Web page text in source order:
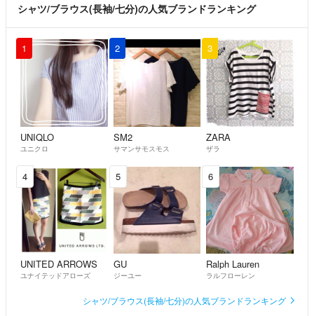
シャツ/ブラウス(長袖/七分)の人気ブランドランキング
1
UNIQLO
ユニクロ
2
SM2
サマンサモスモス
3
ZARA
ザラ
4
UNITED ARROWS
ユナイテッドアローズ
5
GU
ジーユー
6
Ralph Lauren
ラルフローレン
シャツ/ブラウス(長袖/七分)の人気ブランドランキング